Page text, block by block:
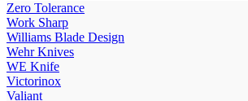
Zero Tolerance
Work Sharp
Williams Blade Design
Wehr Knives
WE Knife
Victorinox
Valiant